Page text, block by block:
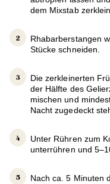
dem Mixstab
Rhabarberstangen
Stücke schneiden.
Die zerkleinerten
der Hälfte des
mischen und
Nacht zugedeckt
Unter Rühren zum
unterrühren und
Nach ca. 5 Minuten